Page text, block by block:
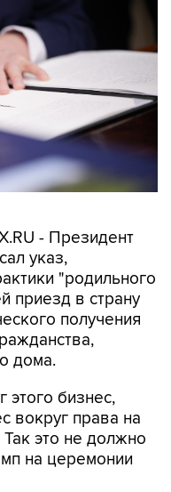
- Президент
указ,
"родильного
приезд в страну
получения
дома.
этого бизнес,
вокруг права на
это не должно
на церемонии